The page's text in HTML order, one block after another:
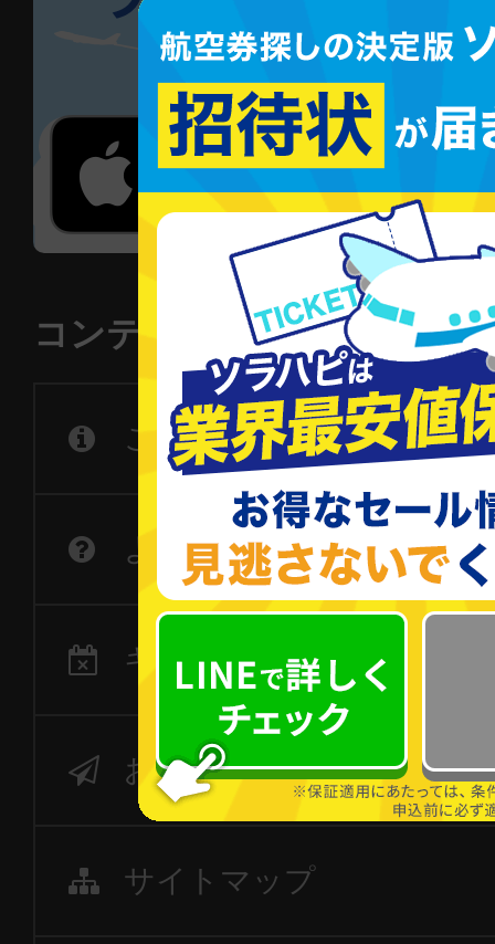
コンテンツ一覧
ご利用の流れ
よくあるご質問
キャンセル・変更につい
お問い合わせ
サイトマップ